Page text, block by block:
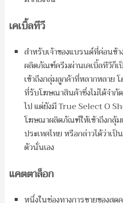
เคเบิ้ลทีวี
สำหรับเจ้าของแบรนด์ที่ค่อน
ผลิตภัณฑ์ครีมผ่านเคเบิ้ลทีวีก็เ
เข้าถึงกลุ่มลูกค้าที่หลากหลาย
ที่รับโฆษณาสินค้าซึ่งไม่ได้จำกั
ไป แต่ยังมี True Select O
โฆษณาผลิตภัณฑ์ให้เข้าถึงกลุ้ม
ประเทศไทย หรือกล่าวได้ว่าเ
ตัวนั่นเอง
แคตตาล็อก
หนึ่งในช่องทางการขายของสุ